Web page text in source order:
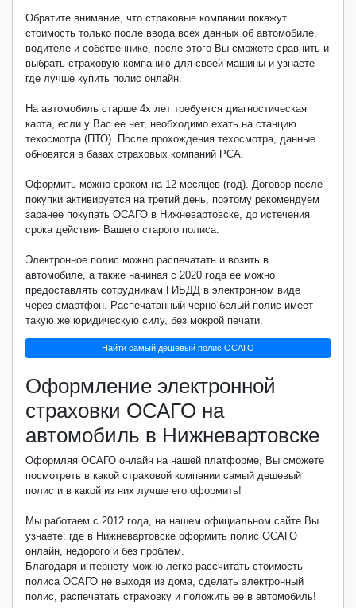
Обратите внимание, что страховые компании покажут
стоимость только после ввода всех данных об автомобиле,
водителе и собственнике, после этого Вы сможете сравнить и
выбрать страховую компанию для своей машины и узнаете
где лучше купить полис онлайн.
На автомобиль старше 4х лет требуется диагностическая
карта, если у Вас ее нет, необходимо ехать на станцию
техосмотра (ПТО). После прохождения техосмотра, данные
обновятся в базах страховых компаний РСА.
Оформить можно сроком на 12 месяцев (год). Договор после
покупки активируется на третий день, поэтому рекомендуем
заранее покупать ОСАГО в Нижневартовске, до истечения
срока действия Вашего старого полиса.
Электронное полис можно распечатать и возить в
автомобиле, а также начиная с 2020 года ее можно
предоставлять сотрудникам ГИБДД в электронном виде
через смартфон. Распечатанный черно-белый полис имеет
такую же юридическую силу, без мокрой печати.
Найти самый дешевый полис ОСАГО
Оформление электронной
страховки ОСАГО на
автомобиль в Нижневартовске
Оформляя ОСАГО онлайн на нашей платформе, Вы сможете
посмотреть в какой страховой компании самый дешевый
полис и в какой из них лучше его оформить!
Мы работаем с 2012 года, на нашем официальном сайте Вы
узнаете: где в Нижневартовске оформить полис ОСАГО
онлайн, недорого и без проблем.
Благодаря интернету можно легко рассчитать стоимость
полиса ОСАГО не выходя из дома, сделать электронный
полис, распечатать страховку и положить ее в автомобиль!